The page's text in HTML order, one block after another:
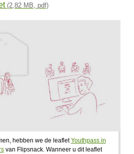
(2,82 MB, pdf)
hebben we de leafletYouthpass in
van Flipsnack. Wanneer u dit leaflet